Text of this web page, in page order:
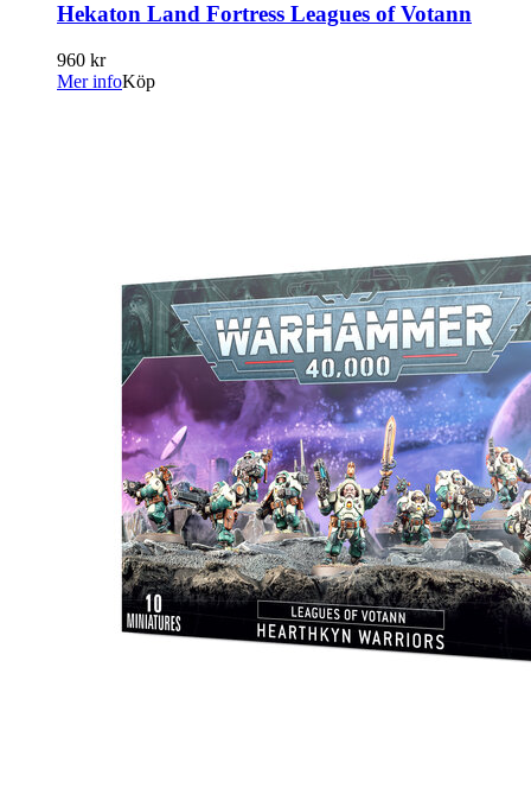
Hekaton Land Fortress Leagues of Votann
960 kr
Mer infoKöp